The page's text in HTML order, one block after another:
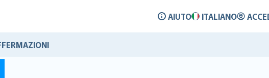
AIUTO ITALIANO